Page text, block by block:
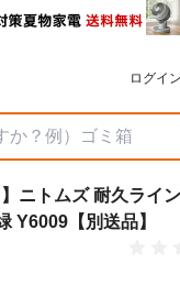
ログイ
ニトムズ 耐久ライ
Y6009【別送品】